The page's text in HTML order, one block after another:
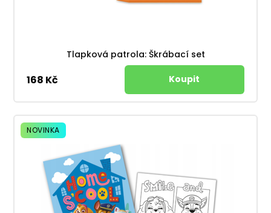
Tlapková patrola: Škrábací set
168 Kč
NOVINKA